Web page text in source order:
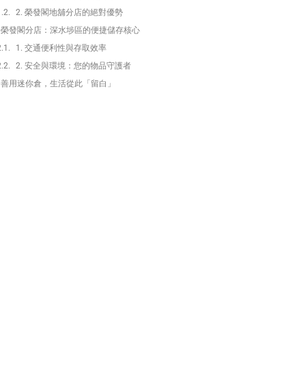
2. 榮發閣地舖分店的絕對優勢
榮發閣分店：深水埗區的便捷儲存核心
1. 交通便利性與存取效率
2. 安全與環境：您的物品守護者
善用迷你倉，生活從此「留白」